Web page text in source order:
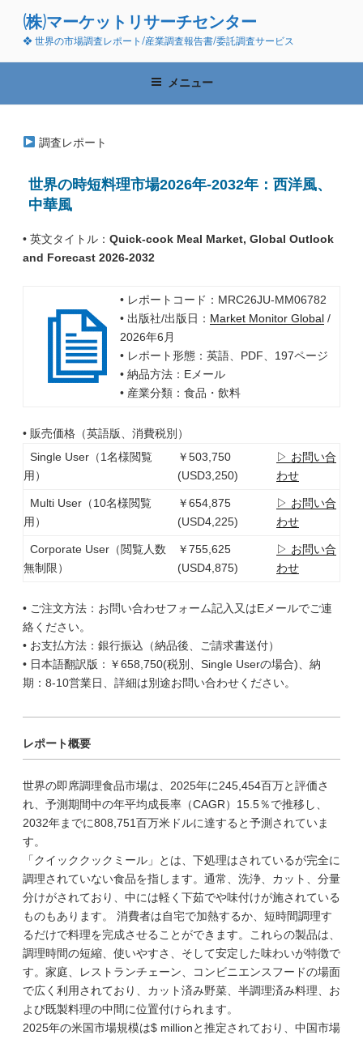
ン
(株)マーケットリサーチセンター
❖ 世界の市場調査レポート/産業調査報告書/委託調査サービス
メニュー
調査レポート
世界の時短料理市場2026年-2032年：西洋風、
中華風
• 英文タイトル： Quick-cook Meal Market, Global Outlook
and Forecast 2026-2032
• レポートコード：MRC26JU-MM06782
• 出版社/出版日： Market Monitor Global/
2026年6月
• レポート形態：英語、PDF、197ページ
• 納品方法：Eメール
• 産業分類：食品・飲料
• 販売価格（英語版、消費税別）
Single User（1名様閲覧
用）
￥503,750
(USD3,250)
▷ お問い合
わせ
Multi User（10名様閲覧
用）
￥654,875
(USD4,225)
▷ お問い合
わせ
Corporate User（閲覧人数
無制限）
￥755,625
(USD4,875)
▷ お問い合
わせ
• ご注文方法：お問い合わせフォーム記入又はEメールでご連
絡ください。
• お支払方法：銀行振込（納品後、ご請求書送付）
• 日本語翻訳版：￥658,750(税別、Single Userの場合)、納
期：8-10営業日、詳細は別途お問い合わせください。
レポート概要
世界の即席調理食品市場は、2025年に245,454百万と評価さ
れ、予測期間中の年平均成長率（CAGR）15.5％で推移し、
2032年までに808,751百万米ドルに達すると予測されていま
す。
「クイッククックミール」とは、下処理はされているが完全に
調理されていない食品を指します。通常、洗浄、カット、分量
分けがされており、中には軽く下茹でや味付けが施されている
ものもあります。 消費者は自宅で加熱するか、短時間調理す
るだけで料理を完成させることができます。これらの製品は、
調理時間の短縮、使いやすさ、そして安定した味わいが特徴で
す。家庭、レストランチェーン、コンビニエンスフードの場面
で広く利用されており、カット済み野菜、半調理済み料理、お
よび既製料理の中間に位置付けられます。
2025年の米国市場規模は$ millionと推定されており、中国市場